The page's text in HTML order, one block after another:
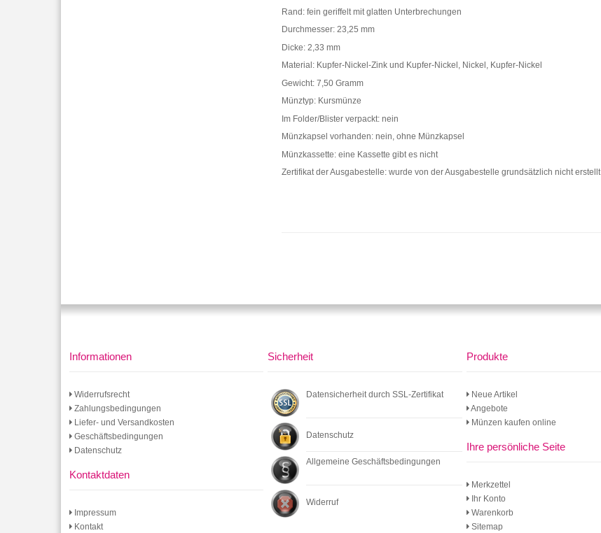
Rand: fein geriffelt mit glatten Unterbrechungen
Durchmesser: 23,25 mm
Dicke: 2,33 mm
Material: Kupfer-Nickel-Zink und Kupfer-Nickel, Nickel, Kupfer-Nickel
Gewicht: 7,50 Gramm
Münztyp: Kursmünze
Im Folder/Blister verpackt: nein
Münzkapsel vorhanden: nein, ohne Münzkapsel
Münzkassette: eine Kassette gibt es nicht
Zertifikat der Ausgabestelle: wurde von der Ausgabestelle grundsätzlich nicht erstellt
Informationen
Widerrufsrecht
Zahlungsbedingungen
Liefer- und Versandkosten
Geschäftsbedingungen
Datenschutz
Kontaktdaten
Impressum
Kontakt
Sicherheit
Datensicherheit durch SSL-Zertifikat
Datenschutz
Allgemeine Geschäftsbedingungen
Widerruf
Produkte
Neue Artikel
Angebote
Münzen kaufen online
Ihre persönliche Seite
Merkzettel
Ihr Konto
Warenkorb
Sitemap